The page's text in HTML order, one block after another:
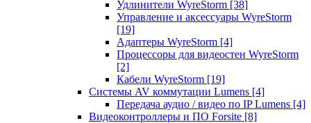
Удлинители WyreStorm [38]
Управление и аксессуары WyreStorm
[19]
Адаптеры WyreStorm [4]
Процессоры для видеостен WyreStorm
[2]
Кабели WyreStorm [19]
Системы AV коммутации Lumens [4]
Передача аудио / видео по IP Lumens [4]
Видеоконтроллеры и ПО Forsite [8]